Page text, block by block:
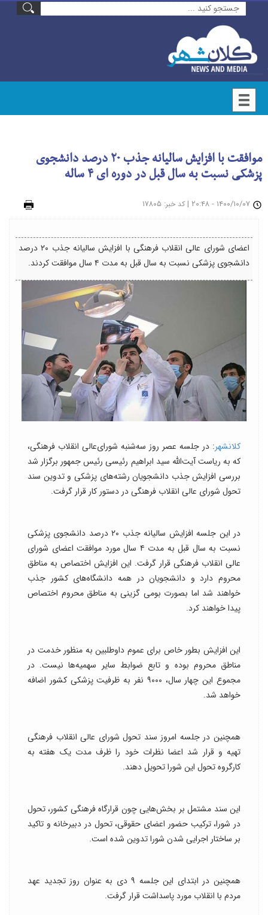
موافقت با افزایش سالیانه جذب ۲۰ درصد دانشجوی
پزشکی نسبت به سال قبل در دوره ای ۴ ساله
| کد خبر: ۱۷۸۰۵
اعضای شورای عالی انقلاب فرهنگی با افزایش سالیانه جذب ۲۰ درصد
دانشجوی پزشکی نسبت به سال قبل به مدت ۴ سال موافقت کردند.
کلانشهر: در جلسه عصر روز سه‌شنبه شورای‌عالی انقلاب فرهنگی،
که به ریاست آیت‌الله سید ابراهیم رئیسی رئیس جمهور برگزار شد
بررسی افزایش جذب دانشجویان رشته‌های پزشکی و تدوین سند
تحول شورای عالی انقلاب فرهنگی در دستور کار قرار گرفت.
در این جلسه افزایش سالیانه جذب ۲۰ درصد دانشجوی پزشکی
نسبت به سال قبل به مدت ۴ سال مورد موافقت اعضای شورای
عالی انقلاب فرهنگی قرار گرفت. این افزایش اختصاص به مناطق
محروم دارد و دانشجویان در همه دانشگاه‌های کشور جذب
خواهند شد اما بصورت بومی گزینی به مناطق محروم اختصاص
پیدا خواهند کرد.
این افزایش بطور خاص برای عموم داوطلبین به منظور خدمت در
مناطق محروم بوده و تابع ضوابط سایر سهمیه‌ها نیست. در
مجموع این چهار سال، ۹۰۰۰ نفر به ظرفیت پزشکی کشور اضافه
خواهد شد.
همچنین در جلسه امروز سند تحول شورای عالی انقلاب فرهنگی
تهیه و قرار شد اعضا نظرات خود را ظرف مدت یک هفته به
کارگروه تحول این شورا تحویل دهند.
این سند مشتمل بر بخش‌هایی چون قرارگاه فرهنگی کشور، تحول
در شورا، ترکیب حضور اعضای حقوقی، تحول در دبیرخانه و تاکید
بر ساختار اجرایی شدن شورا تدوین شده است.
همچنین در ابتدای این جلسه ۹ دی به عنوان روز تجدید عهد
مردم با انقلاب مورد پاسداشت قرار گرفت.